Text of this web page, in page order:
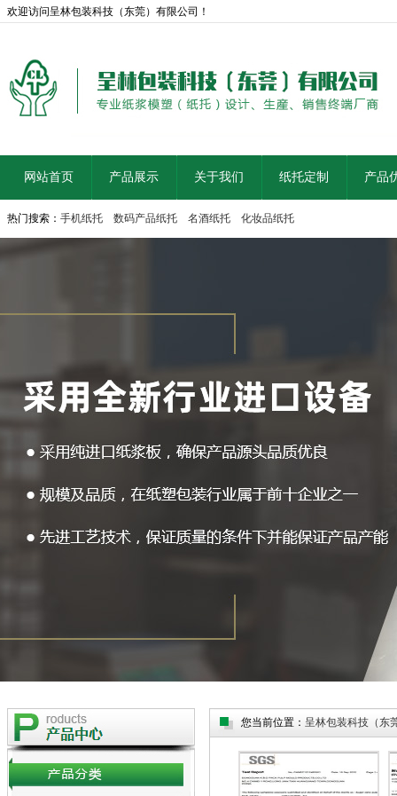
欢迎访问呈林包装科技（东莞）有限公司！
网站首页 产品展示 关于我们 纸托定制 产品
热门搜索： 手机纸托 数码产品纸托 名酒纸托 化妆品纸托
您当前位置： 呈林包装科技（东